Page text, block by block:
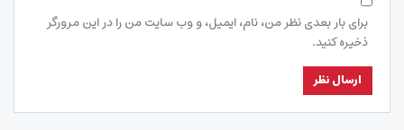
برای بار بعدی نظر من، نام، ایمیل، و وب سایت من را در این مرورگر
ذخیره کنید.